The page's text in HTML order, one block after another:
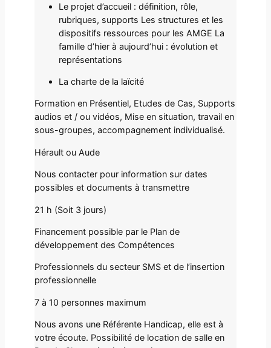
Le projet d’accueil : définition, rôle,
rubriques, supports Les structures et les
dispositifs ressources pour les AMGE La
famille d’hier à aujourd’hui : évolution et
représentations
La charte de la laïcité
Formation en Présentiel, Etudes de Cas, Supports
audios et / ou vidéos, Mise en situation, travail en
sous-groupes, accompagnement individualisé.
Hérault ou Aude
Nous contacter pour information sur dates
possibles et documents à transmettre
21 h (Soit 3 jours)
Financement possible par le Plan de
développement des Compétences
Professionnels du secteur SMS et de l’insertion
professionnelle
7 à 10 personnes maximum
Nous avons une Référente Handicap, elle est à
votre écoute. Possibilité de location de salle en